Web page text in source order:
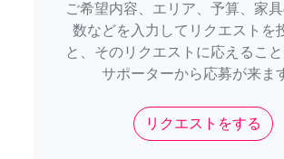
ご希望内容、エリア、予算、家
数などを入力してリクエストを
と、そのリクエストに応えるこ
サポーターから応募が来ま
リクエストをする